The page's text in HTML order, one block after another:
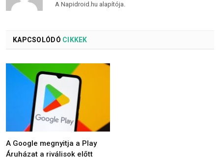
A Napidroid.hu alapítója.
KAPCSOLÓDÓ CIKKEK
A Google megnyitja a Play
Áruházat a riválisok előtt